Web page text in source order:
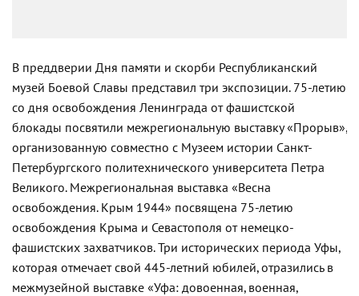
В преддверии Дня памяти и скорби Республиканский
музей Боевой Славы представил три экспозиции. 75-летию
со дня освобождения Ленинграда от фашистской
блокады посвятили межрегиональную выставку «Прорыв»,
организованную совместно с Музеем истории Санкт-
Петербургского политехнического университета Петра
Великого. Межрегиональная выставка «Весна
освобождения. Крым 1944» посвящена 75-летию
освобождения Крыма и Севастополя от немецко-
фашистских захватчиков. Три исторических периода Уфы,
которая отмечает свой 445-летний юбилей, отразились в
межмузейной выставке «Уфа: довоенная, военная,